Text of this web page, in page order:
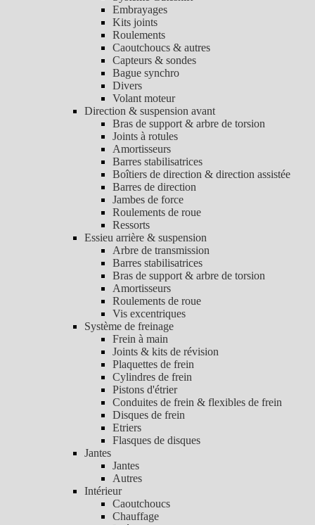
Embrayages
Kits joints
Roulements
Caoutchoucs & autres
Capteurs & sondes
Bague synchro
Divers
Volant moteur
Direction & suspension avant
Bras de support & arbre de torsion
Joints à rotules
Amortisseurs
Barres stabilisatrices
Boîtiers de direction & direction assistée
Barres de direction
Jambes de force
Roulements de roue
Ressorts
Essieu arrière & suspension
Arbre de transmission
Barres stabilisatrices
Bras de support & arbre de torsion
Amortisseurs
Roulements de roue
Vis excentriques
Système de freinage
Frein à main
Joints & kits de révision
Plaquettes de frein
Cylindres de frein
Pistons d'étrier
Conduites de frein & flexibles de frein
Disques de frein
Etriers
Flasques de disques
Jantes
Jantes
Autres
Intérieur
Caoutchoucs
Chauffage